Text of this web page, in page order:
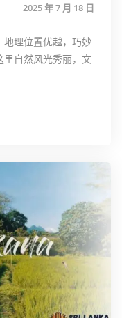
2025 年 7 月 18 日
理位置优越，巧妙
里自然风光秀丽，文